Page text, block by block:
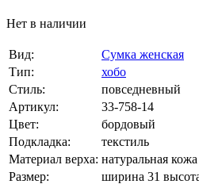
Нет в наличии
Вид:
Сумка женская
Тип:
хобо
Стиль:
повседневный
Артикул:
33-758-14
Цвет:
бордовый
Подкладка:
текстиль
Материал верха: натуральная кожа
Размер:
ширина 31